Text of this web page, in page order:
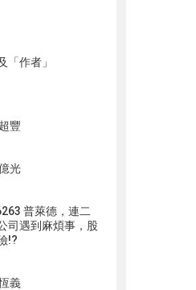
「作者」
豐
光
普萊德，連二
司遇到麻煩事，股
!?
義